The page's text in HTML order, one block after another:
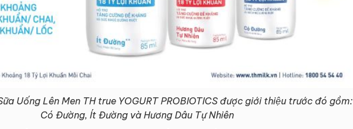
Uống Lên Men TH true YOGURT PROBIOTICS được giới thiệu trước đó gồm:
Có Đường, Ít Đường và Hương Dâu Tự Nhiên